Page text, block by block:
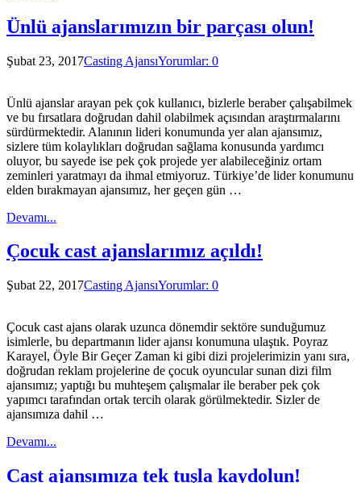
Ünlü ajanslarımızın bir parçası olun!
Şubat 23, 2017Casting AjansıYorumlar: 0
Ünlü ajanslar arayan pek çok kullanıcı, bizlerle beraber çalışabilmek
ve bu fırsatlara doğrudan dahil olabilmek açısından araştırmalarını
sürdürmektedir. Alanının lideri konumunda yer alan ajansımız,
sizlere tüm kolaylıkları doğrudan sağlama konusunda yardımcı
oluyor, bu sayede ise pek çok projede yer alabileceğiniz ortam
zeminleri yaratmayı da ihmal etmiyoruz. Türkiye’de lider konumunu
elden bırakmayan ajansımız, her geçen gün …
Devamı...
Çocuk cast ajanslarımız açıldı!
Şubat 22, 2017Casting AjansıYorumlar: 0
Çocuk cast ajans olarak uzunca dönemdir sektöre sunduğumuz
isimlerle, bu departmanın lider ajansı konumuna ulaştık. Poyraz
Karayel, Öyle Bir Geçer Zaman ki gibi dizi projelerimizin yanı sıra,
doğrudan reklam projelerine de çocuk oyuncular sunan dizi film
ajansımız; yaptığı bu muhteşem çalışmalar ile beraber pek çok
yapımcı tarafından ortak tercih olarak görülmektedir. Sizler de
ajansımıza dahil …
Devamı...
Cast ajansımıza tek tuşla kaydolun!